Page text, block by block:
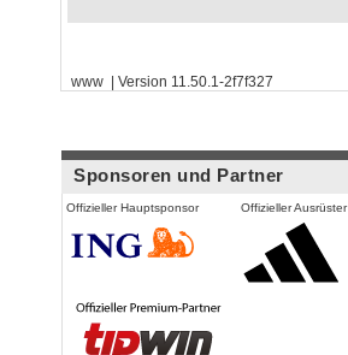
www | Version 11.50.1-2f7f327
Sponsoren und Partner
Offizieller Hauptsponsor Offizieller Ausrüster